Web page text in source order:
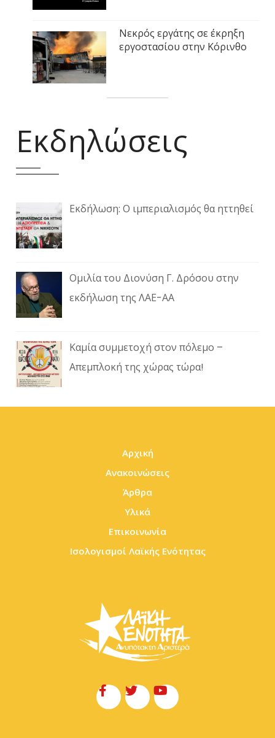
Νεκρός εργάτης σε έκρηξη
εργοστασίου στην Κόρινθο
Εκδηλώσεις
Εκδήλωση: Ο ιμπεριαλισμός θα ηττηθεί
Ομιλία του Διονύση Γ. Δρόσου στην
εκδήλωση της ΛΑΕ-ΑΑ
Καμία συμμετοχή στον πόλεμο –
Απεμπλοκή της χώρας τώρα!
Αρχική
Ανακοινώσεις
Άρθρα
Υλικά
Επικοινωνία
Ισολογισμοί Λαϊκής Ενότητας